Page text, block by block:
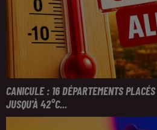
CANICULE : 16 DÉPARTEMENTS
JUSQU'À 42°C...